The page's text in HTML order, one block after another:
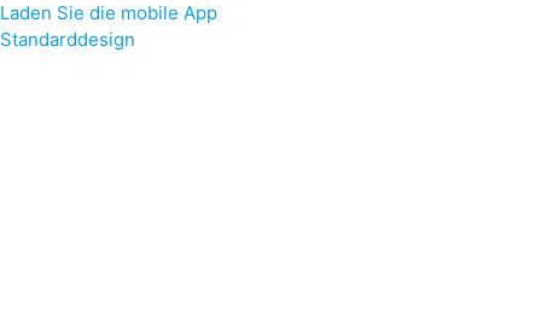
Laden Sie die mobile App
Standarddesign